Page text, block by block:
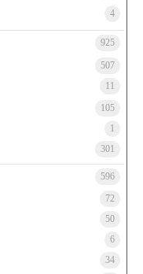
4
925
507
11
105
1
301
596
72
50
6
34